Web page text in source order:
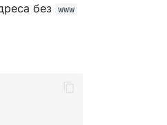
без www